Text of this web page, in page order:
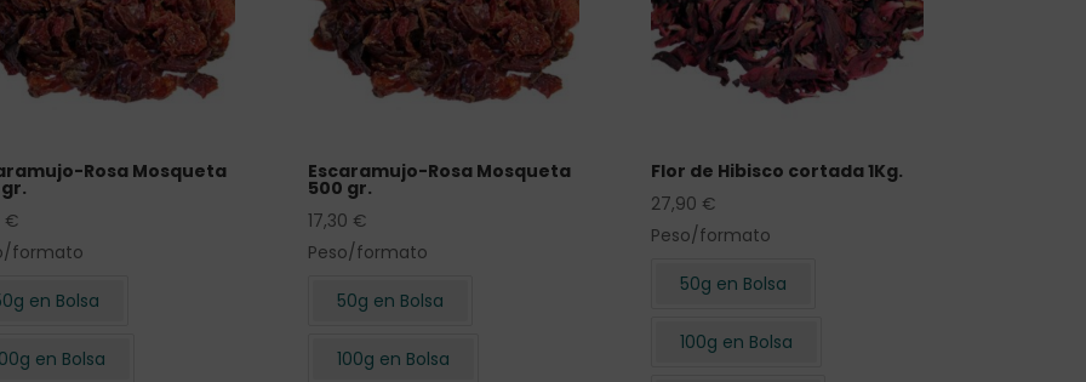
Rosa Mosqueta
€
formato
en Bolsa
en Bolsa
Escaramujo-Rosa Mosqueta
500 gr.
17,30 €
Peso/formato
50g en Bolsa
100g en Bolsa
Flor de Hibisco cortada 1Kg.
27,90 €
Peso/formato
50g en Bolsa
100g en Bolsa